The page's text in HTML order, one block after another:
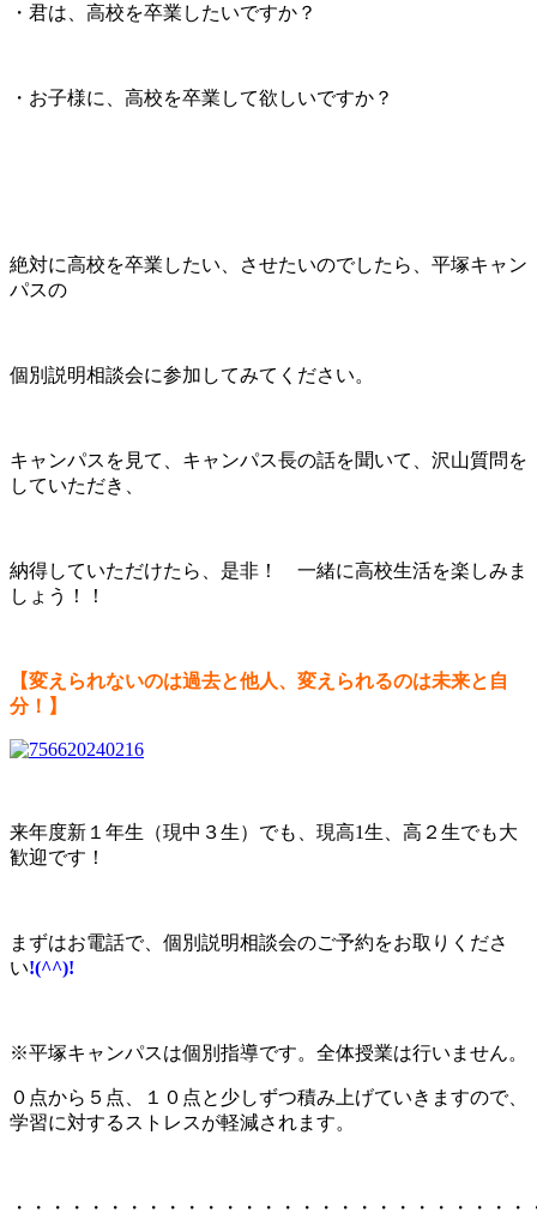
・君は、高校を卒業したいですか？
・お子様に、高校を卒業して欲しいですか？
絶対に高校を卒業したい、させたいのでしたら、平塚キャン
パスの
個別説明相談会に参加してみてください。
キャンパスを見て、キャンパス長の話を聞いて、沢山質問を
していただき、
納得していただけたら、是非！ 一緒に高校生活を楽しみま
しょう！！
【変えられないのは過去と他人、変えられるのは未来と自
分！】
来年度新１年生（現中３生）でも、現高1生、高２生でも大
歓迎です！
まずはお電話で、個別説明相談会のご予約をお取りくださ
い!(^^)!
※平塚キャンパスは個別指導です。全体授業は行いません。
０点から５点、１０点と少しずつ積み上げていきますので、
学習に対するストレスが軽減されます。
・・・・・・・・・・・・・・・・・・・・・・・・・・